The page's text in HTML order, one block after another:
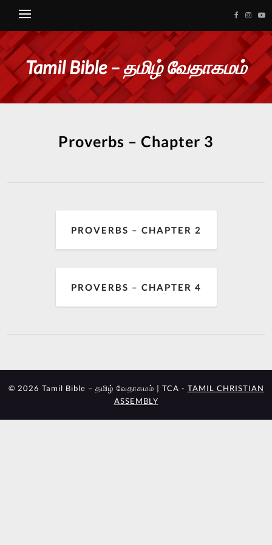
Tamil Bible – தமிழ் வேதாகமம்
Proverbs – Chapter 3
PROVERBS – CHAPTER 2
PROVERBS – CHAPTER 4
© 2026 Tamil Bible – தமிழ் வேதாகமம் | TCA - TAMIL CHRISTIAN
ASSEMBLY